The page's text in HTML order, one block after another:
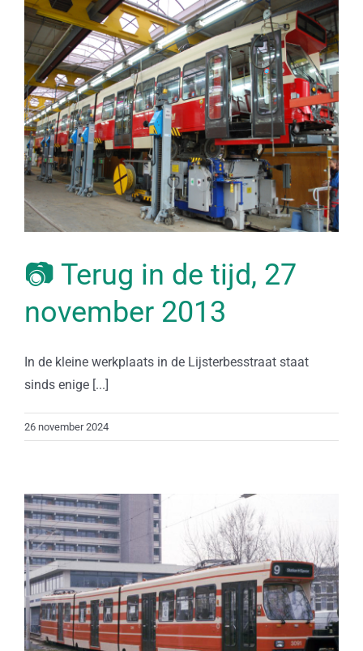
📷 Terug in de tijd, 27
november 2013
In de kleine werkplaats in de Lijsterbesstraat staat
sinds enige [...]
26 november 2024